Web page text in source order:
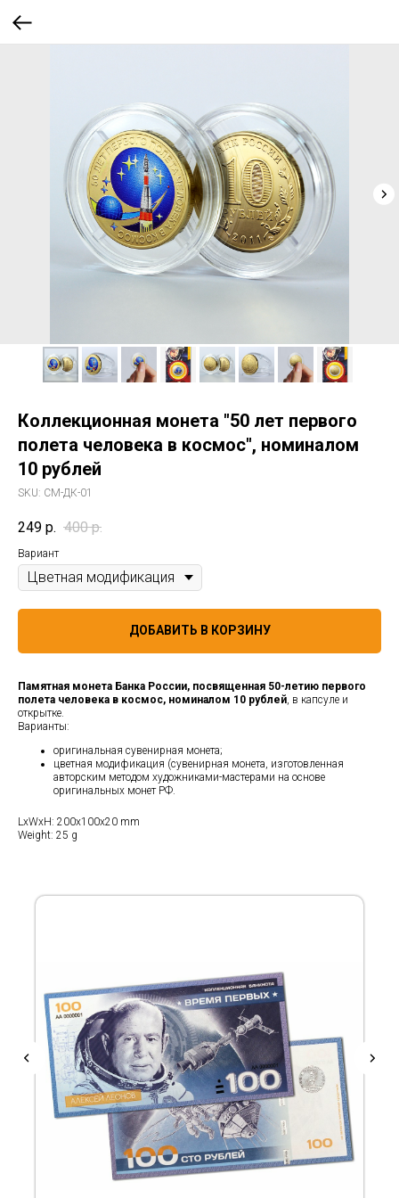
Коллекционная монета "50 лет первого
полета человека в космос", номиналом
10 рублей
SKU: СМ-ДК-01
249 р. 400 р.
Вариант
ДОБАВИТЬ В КОРЗИНУ
Памятная монета Банка России, посвященная 50-летию первого
полета человека в космос, номиналом 10 рублей , в капсуле и
открытке.
Варианты:
оригинальная сувенирная монета;
цветная модификация (сувенирная монета, изготовленная
авторским методом художниками-мастерами на основе
оригинальных монет РФ.
LxWxH: 200x100x20 mm
Weight: 25 g